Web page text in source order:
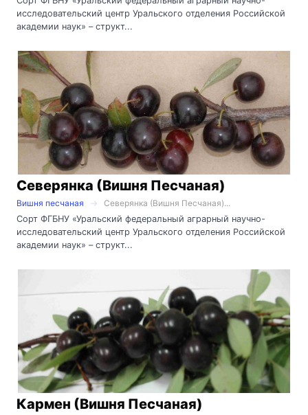
исследовательский центр Уральского отделения Российской
академии наук» – структ...
Северянка (Вишня Песчаная)
Вишня песчаная
Северянка (Вишня Песчаная)...
Сорт ФГБНУ «Уральский федеральный аграрный научно-
исследовательский центр Уральского отделения Российской
академии наук» – структ...
Кармен (Вишня Песчаная)